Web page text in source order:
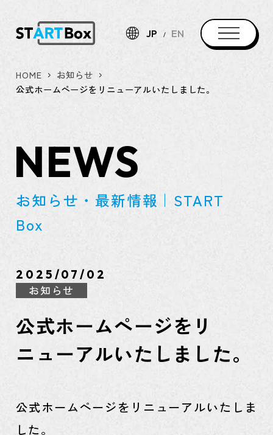
JP EN
HOME
お知らせ
公式ホームページをリニューアルいたしました。
NEWS
お知らせ・最新情報｜START
Box
2025/07/02
お知らせ
公式ホームページをリ
ニューアルいたしました。
公式ホームページをリニューアルいたしま
した。